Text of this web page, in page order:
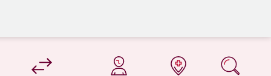
på 1177.se
på 1177.se
på 1177.se
på 1177.se